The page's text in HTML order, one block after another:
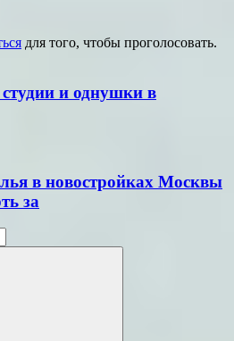
для того, чтобы проголосовать.
и однушки в
в новостройках Москвы
за